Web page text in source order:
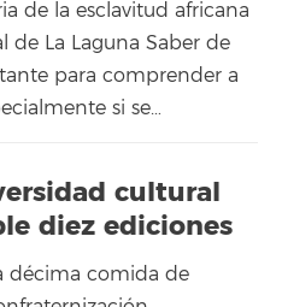
de la esclavitud africana
de La Laguna Saber de
para comprender a
si se…
cultural
diez ediciones
décima comida de